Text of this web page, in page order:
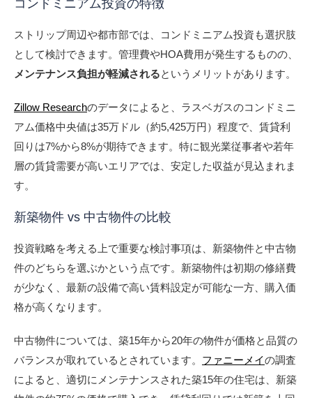
コンドミニアム投資の特徴
ストリップ周辺や都市部では、コンドミニアム投資も選択肢
として検討できます。管理費やHOA費用が発生するものの、
メンテナンス負担が軽減されるというメリットがあります。
Zillow Researchのデータによると、ラスベガスのコンドミニ
アム価格中央値は35万ドル（約5,425万円）程度で、賃貸利
回りは7%から8%が期待できます。特に観光業従事者や若年
層の賃貸需要が高いエリアでは、安定した収益が見込まれま
す。
新築物件 vs 中古物件の比較
投資戦略を考える上で重要な検討事項は、新築物件と中古物
件のどちらを選ぶかという点です。新築物件は初期の修繕費
が少なく、最新の設備で高い賃料設定が可能な一方、購入価
格が高くなります。
中古物件については、築15年から20年の物件が価格と品質の
バランスが取れているとされています。 ファニーメイの調査
によると、適切にメンテナンスされた築15年の住宅は、新築